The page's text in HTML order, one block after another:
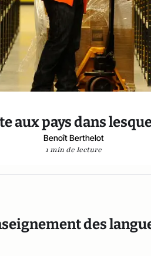
aux pays dans
Benoît Berthelot
1 min de lecture
des